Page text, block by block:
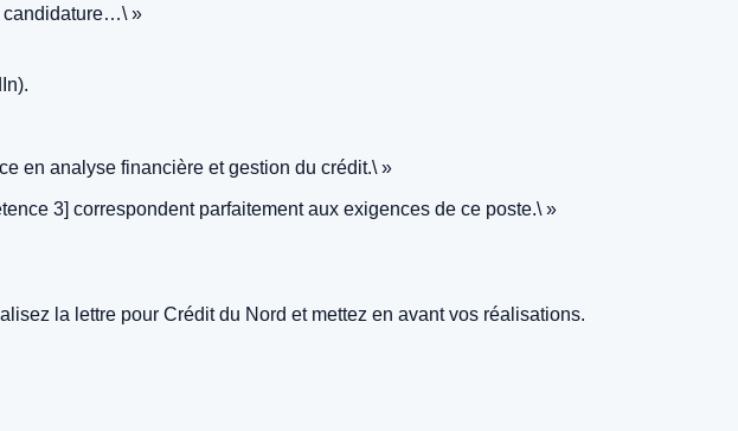
candidature…\ »
en analyse financière et gestion du crédit.\ »
3] correspondent parfaitement aux exigences de ce poste.\ »
la lettre pour Crédit du Nord et mettez en avant vos réalisations.